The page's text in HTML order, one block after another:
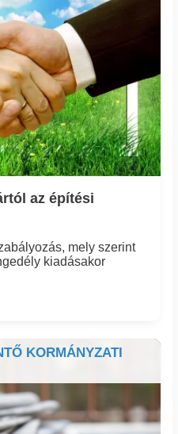
az építési
mely szerint
kiadásakor
KORMÁNYZATI